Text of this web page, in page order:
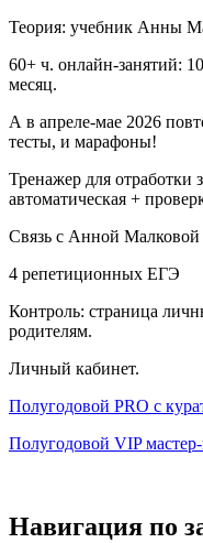
Теория: учебник Анны
60+ ч. онлайн-занятий:
месяц.
А в апреле-мае 2026
тесты, и марафоны!
Тренажер для отработки
автоматическая +
Связь с Анной Малковой
4 репетиционных ЕГЭ
Контроль: страница
родителям.
Личный кабинет.
Полугодовой PRO с
Полугодовой VIP
Навигация по